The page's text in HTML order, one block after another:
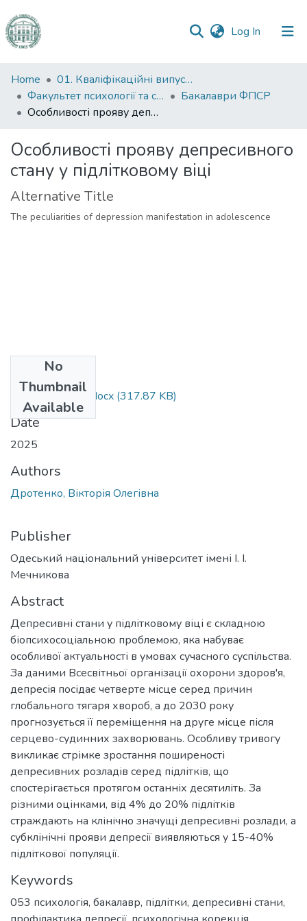
Log In (current)
Communities
&
Collections
Statistics
Home
01. Кваліфікаційні випускні роботи здобувачів вищої освіти
Факультет психології та соціальної роботи
Бакалаври ФПСР
Особливості прояву депресивного стану у підлітковому віці
Особливості прояву депресивного
стану у підлітковому віці
Alternative Title
The peculiarities of depression manifestation in adolescence
No
Thumbnail
Available
053_Дротенко.docx (317.87 KB)
Date
2025
Authors
Дротенко, Вікторія Олегівна
Publisher
Одеський національний університет імені І. І.
Мечникова
Abstract
Депресивні стани у підлітковому віці є складною
біопсихосоціальною проблемою, яка набуває
особливої актуальності в умовах сучасного суспільства.
За даними Всесвітньої організації охорони здоров'я,
депресія посідає четверте місце серед причин
глобального тягаря хвороб, а до 2030 року
прогнозується її переміщення на друге місце після
серцево-судинних захворювань. Особливу тривогу
викликає стрімке зростання поширеності
депресивних розладів серед підлітків, що
спостерігається протягом останніх десятиліть. За
різними оцінками, від 4% до 20% підлітків
страждають на клінічно значущі депресивні розлади, а
субклінічні прояви депресії виявляються у 15-40%
підліткової популяції.
Keywords
053 психологія, бакалавр, підлітки, депресивні стани,